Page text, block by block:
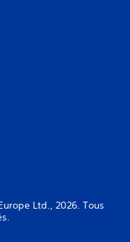
Ltd., 2026. Tous